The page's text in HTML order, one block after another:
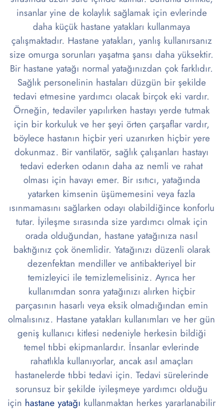
insanlar yine de kolaylık sağlamak için evlerinde
daha küçük hastane yatakları kullanmaya
çalışmaktadır. Hastane yatakları, yanlış kullanırsanız
size omurga sorunları yaşatma şansı daha yüksektir.
Bir hastane yatağı normal yatağınızdan çok farklıdır.
Sağlık personelinin hastaları düzgün bir şekilde
tedavi etmesine yardımcı olacak birçok eki vardır.
Örneğin, tedaviler yapılırken hastayı yerde tutmak
için bir korkuluk ve her şeyi örten çarşaflar vardır,
böylece hastanın hiçbir yeri uzanırken hiçbir yere
dokunmaz. Bir vantilatör, sağlık çalışanları hastayı
tedavi ederken odanın daha az nemli ve rahat
olması için havayı emer. Bir ısıtıcı, yatağında
yatarken kimsenin üşümemesini veya fazla
ısınmamasını sağlarken odayı olabildiğince konforlu
tutar. İyileşme sırasında size yardımcı olmak için
orada olduğundan, hastane yatağınıza nasıl
baktığınız çok önemlidir. Yatağınızı düzenli olarak
dezenfektan mendiller ve antibakteriyel bir
temizleyici ile temizlemelisiniz. Ayrıca her
kullanımdan sonra yatağınızı alırken hiçbir
parçasının hasarlı veya eksik olmadığından emin
olmalısınız. Hastane yatakları kullanımları ve her gün
geniş kullanıcı kitlesi nedeniyle herkesin bildiği
temel tıbbi ekipmanlardır. İnsanlar evlerinde
rahatlıkla kullanıyorlar, ancak asıl amaçları
hastanelerde tıbbi tedavi için. Tedavi sürelerinde
sorunsuz bir şekilde iyileşmeye yardımcı olduğu
için hastane yatağı kullanmaktan herkes yararlanabilir